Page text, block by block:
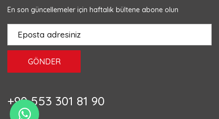
En son güncellemeler için haftalık bültene abone olun
GÖNDER
+90 553 301 81 90